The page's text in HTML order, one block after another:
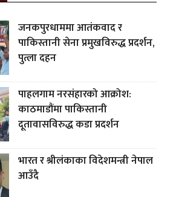
जनकपुरधाममा आतंकवाद र
पाकिस्तानी सेना प्रमुखविरुद्ध प्रदर्शन,
पुत्ला दहन
पाहलगाम नरसंहारको आक्रोश:
काठमाडौंमा पाकिस्तानी
दूतावासविरुद्ध कडा प्रदर्शन
भारत र श्रीलंकाका विदेशमन्त्री नेपाल
आउँदै